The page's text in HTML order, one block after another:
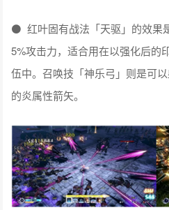
⚫ 红叶固有战法「天驱」的效果
5%攻击力，适合用在以强化后的
伍中。召唤技「神乐弓」则是可
的炎属性箭矢。